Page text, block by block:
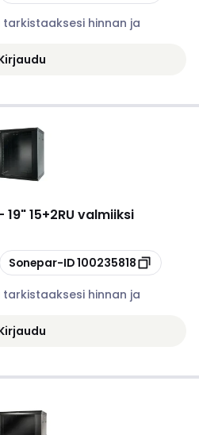
hinnan ja
15+2RU valmiiksi
Kopioi
Sonepar-ID100235818
hinnan ja